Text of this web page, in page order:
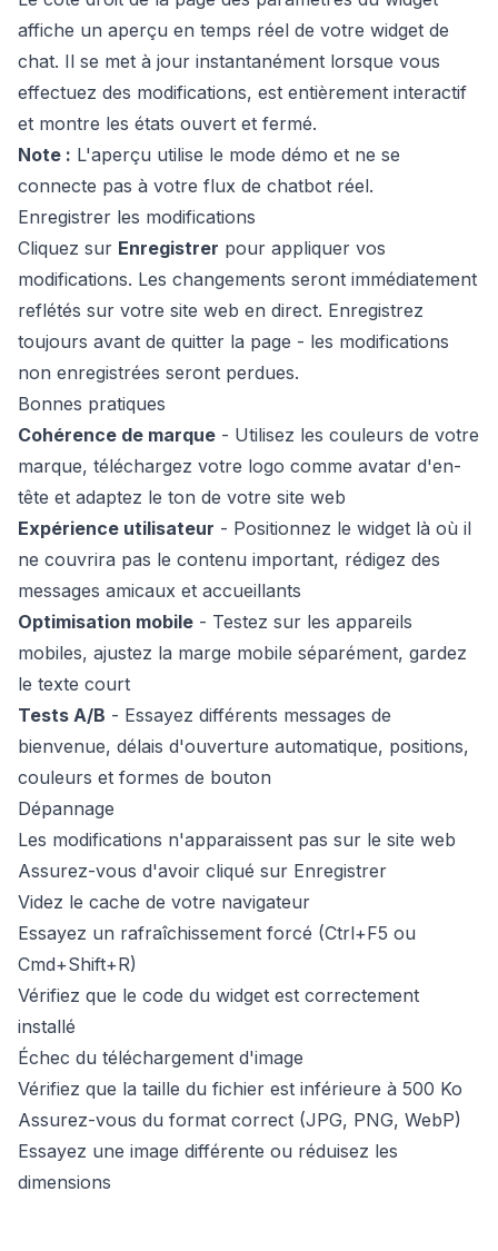
affiche un aperçu en temps réel de votre widget de
chat. Il se met à jour instantanément lorsque vous
effectuez des modifications, est entièrement interactif
et montre les états ouvert et fermé.
Note : L'aperçu utilise le mode démo et ne se
connecte pas à votre flux de chatbot réel.
Enregistrer les modifications
Cliquez sur Enregistrer pour appliquer vos
modifications. Les changements seront immédiatement
reflétés sur votre site web en direct. Enregistrez
toujours avant de quitter la page - les modifications
non enregistrées seront perdues.
Bonnes pratiques
Cohérence de marque - Utilisez les couleurs de votre
marque, téléchargez votre logo comme avatar d'en-
tête et adaptez le ton de votre site web
Expérience utilisateur - Positionnez le widget là où il
ne couvrira pas le contenu important, rédigez des
messages amicaux et accueillants
Optimisation mobile - Testez sur les appareils
mobiles, ajustez la marge mobile séparément, gardez
le texte court
Tests A/B - Essayez différents messages de
bienvenue, délais d'ouverture automatique, positions,
couleurs et formes de bouton
Dépannage
Les modifications n'apparaissent pas sur le site web
Assurez-vous d'avoir cliqué sur Enregistrer
Videz le cache de votre navigateur
Essayez un rafraîchissement forcé (Ctrl+F5 ou
Cmd+Shift+R)
Vérifiez que le code du widget est correctement
installé
Échec du téléchargement d'image
Vérifiez que la taille du fichier est inférieure à 500 Ko
Assurez-vous du format correct (JPG, PNG, WebP)
Essayez une image différente ou réduisez les
dimensions